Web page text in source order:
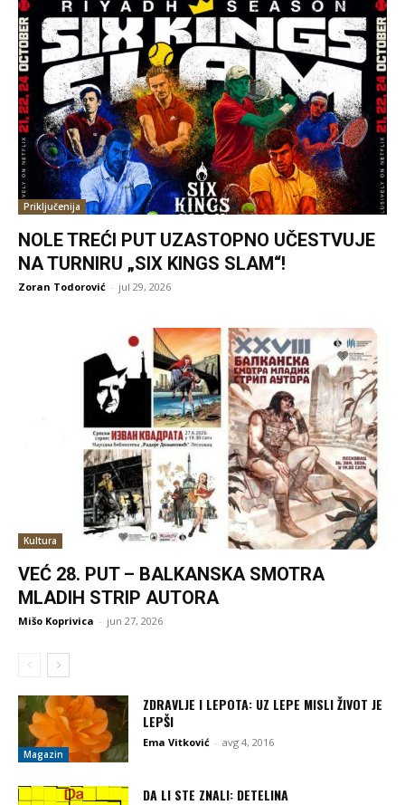
Priključenija
NOLE TREĆI PUT UZASTOPNO UČESTVUJE
NA TURNIRU „SIX KINGS SLAM“!
Zoran Todorović - jul 29, 2026
Kultura
VEĆ 28. PUT – BALKANSKA SMOTRA
MLADIH STRIP AUTORA
Mišo Koprivica - jun 27, 2026
Magazin
ZDRAVLJE I LEPOTA: UZ LEPE MISLI ŽIVOT JE
LEPŠI
Ema Vitković - avg 4, 2016
DA LI STE ZNALI: DETELINA